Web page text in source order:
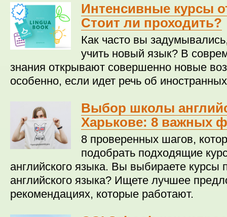
Интенсивные курсы
Стоит ли проходить?
Как часто вы
учить новый язык? В
знания открывают совершенно новые
особенно, если идет речь об
Выбор школы
Харькове: 8 важных
8 проверенных шагов,
подобрать подходящие
английского языка. Вы выбираете курсы
английского языка? Ищете лучшее
рекомендациях, которые работают.